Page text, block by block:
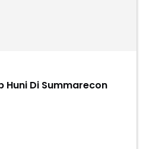
Huni Di Summarecon